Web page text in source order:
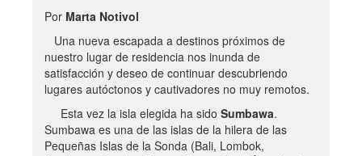
Por Marta Notivol
Una nueva escapada a destinos próximos de
nuestro lugar de residencia nos inunda de
satisfacción y deseo de continuar descubriendo
lugares autóctonos y cautivadores no muy remotos.
Esta vez la isla elegida ha sido Sumbawa.
Sumbawa es una de las islas de la hilera de las
Pequeñas Islas de la Sonda (Bali, Lombok,